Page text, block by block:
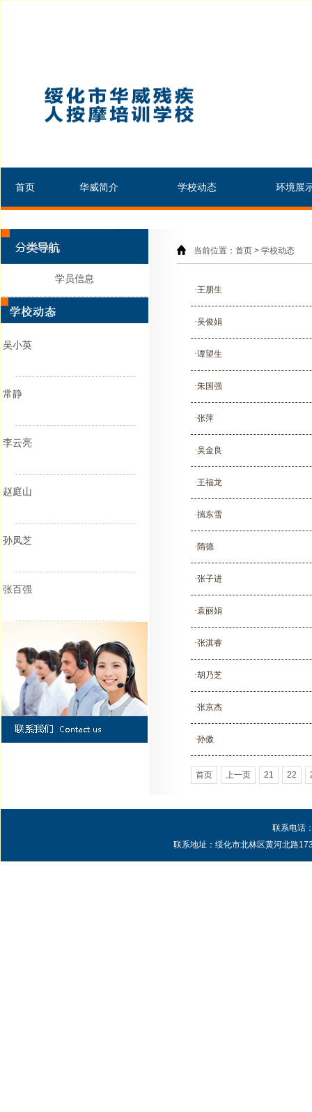
首页 华威简介 学校动态 环境展
学员信息
吴小英
常静
李云亮
赵庭山
孙凤芝
张百强
当前位置：首页 > 学校动态
·王朋生
·吴俊娟
·谭望生
·朱国强
·张萍
·吴金良
·王福龙
·揣东雪
·隋德
·张子进
·袁丽娟
·张淇睿
·胡乃芝
·张京杰
·孙傲
首页 上一页 21 22
联系电话
联系地址：绥化市北林区黄河北路